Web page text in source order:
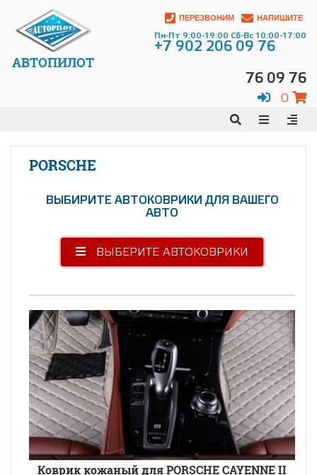
АВТОПИЛОТ
ПЕРЕЗВОНИМ НАПИШИТЕ
Пн-Пт 9:00-19:00 Сб-Вс 10:00-17:00
+7 902 206 09 76
76 09 76
0
PORSCHE
ВЫБИРИТЕ АВТОКОВРИКИ ДЛЯ ВАШЕГО
АВТО
ВЫБЕРИТЕ АВТОКОВРИКИ
Коврик кожаный для PORSCHE CAYENNE II